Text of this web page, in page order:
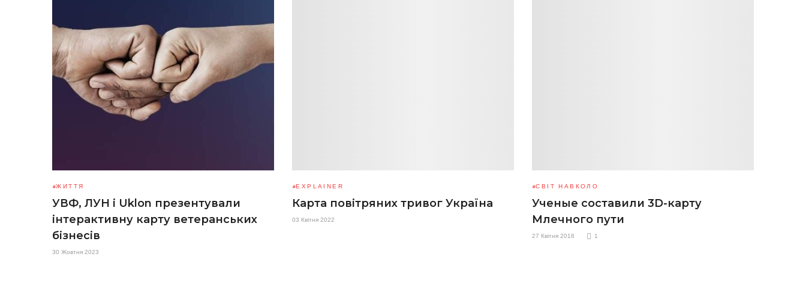
ЖИТТЯ
УВФ, ЛУН і Uklon презентували
інтерактивну карту ветеранських
бізнесів
30 Жовтня 2023
EXPLAINER
Карта повітряних тривог Україна
03 Квітня 2022
СВІТ НАВКОЛО
Ученые составили 3D-карту
Млечного пути
27 Квітня 2018 1